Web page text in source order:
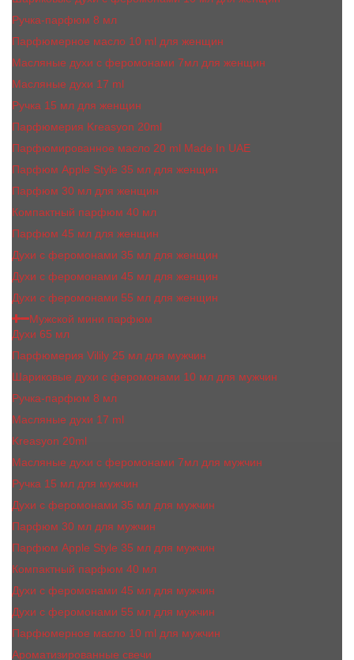
Ручка-парфюм 8 мл
Парфюмерное масло 10 ml для женщин
Масляные духи c феромонами 7мл для женщин
Масляные духи 17 ml
Ручка 15 мл для женщин
Парфюмерия Kreasyon 20ml
Парфюмированное масло 20 ml Made In UAE
Парфюм Apple Style 35 мл для женщин
Парфюм 30 мл для женщин
Компактный парфюм 40 мл
Парфюм 45 мл для женщин
Духи с феромонами 35 мл для женщин
Духи с феромонами 45 мл для женщин
Духи с феромонами 55 мл для женщин
Мужской мини парфюм
Духи 65 мл
Парфюмерия Vilily 25 мл для мужчин
Шариковые духи с феромонами 10 мл для мужчин
Ручка-парфюм 8 мл
Масляные духи 17 ml
Kreasyon 20ml
Масляные духи c феромонами 7мл для мужчин
Ручка 15 мл для мужчин
Духи с феромонами 35 мл для мужчин
Парфюм 30 мл для мужчин
Парфюм Apple Style 35 мл для мужчин
Компактный парфюм 40 мл
Духи с феромонами 45 мл для мужчин
Духи с феромонами 55 мл для мужчин
Парфюмерное масло 10 ml для мужчин
Ароматизированные свечи